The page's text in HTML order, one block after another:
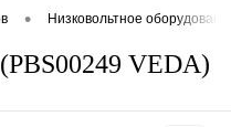
• Низковольтное
VEDA)